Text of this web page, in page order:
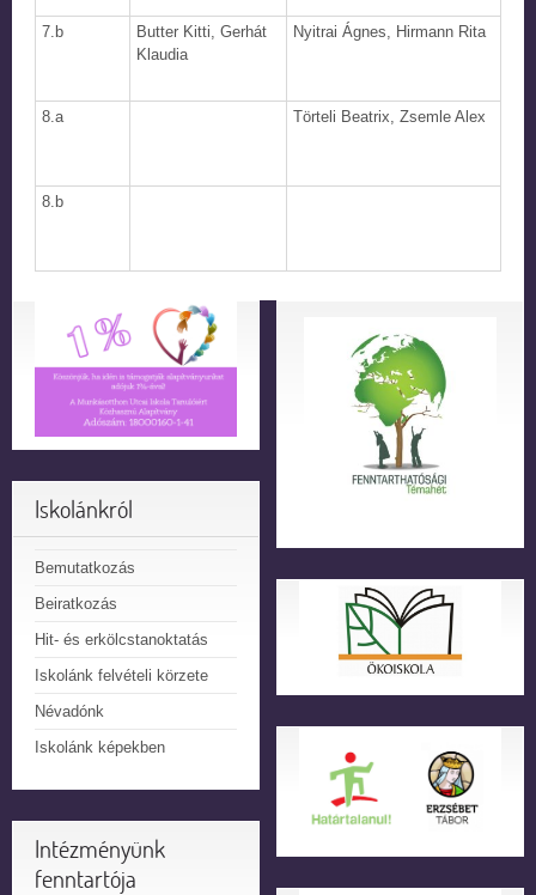
7.b
Butter Kitti, Gerhát
Klaudia
Nyitrai Ágnes, Hirmann Rita
8.a Törteli Beatrix, Zsemle Alex
8.b
Iskolánkról
Bemutatkozás
Beiratkozás
Hit- és erkölcstanoktatás
Iskolánk felvételi körzete
Névadónk
Iskolánk képekben
Intézményünk
fenntartója